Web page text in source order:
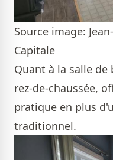
Source image:
Capitale
Quant à la salle de
rez-de-chaussée,
pratique en plus
traditionnel.